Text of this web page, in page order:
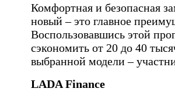
Комфортная и безопасная
новый – это главное
Воспользовавшись этой
сэкономить от 20 до 40
выбранной модели –
LADA Finance